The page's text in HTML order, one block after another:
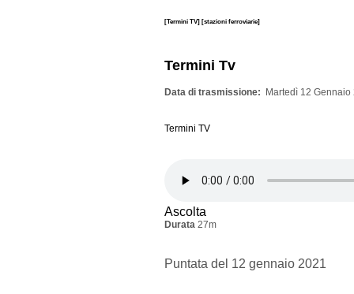
[Termini TV] [stazioni ferroviarie]
Termini Tv
Data di trasmissione Martedì 12 Gennaio
Termini TV
Ascolta
Durata 27m
Puntata del 12 gennaio 2021